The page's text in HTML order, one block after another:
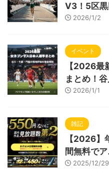
V3！5区黒
2026/1/2
イベント
【2026最
まとめ！
2026/1/1
雑記
【2026】
間無料で
2025/12/29